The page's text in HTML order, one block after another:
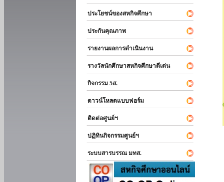
ประโยชน์ของสหกิจศึกษา
ประกันคุณภาพ
รายงานผลการดำเนินงาน
รางวัลนักศึกษาสหกิจศึกษาดีเด่น
กิจกรรม 5ส.
ดาวน์โหลดแบบฟอร์ม
ติดต่อศูนย์ฯ
ปฏิทินกิจกรรมศูนย์ฯ
ระบบสารบรรณ มทส.